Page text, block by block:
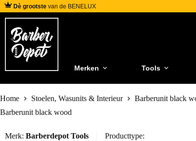
Dè grootste van de BENELUX
Merken Tools
Home Stoelen, Wasunits & Interieur
Barberunit black
Barberunit black wood
Merk: Barberdepot Tools Producttype: